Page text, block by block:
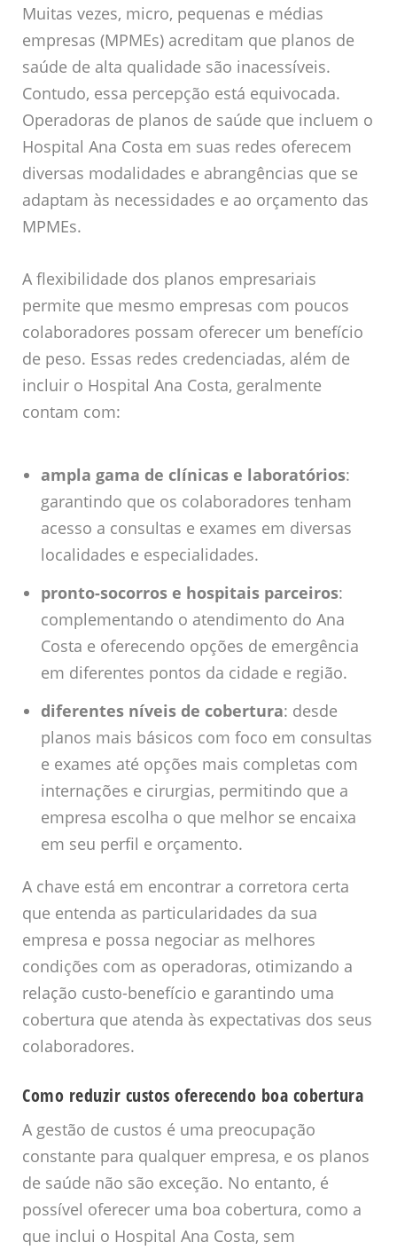
Muitas vezes, micro, pequenas e médias
empresas (MPMEs) acreditam que planos de
saúde de alta qualidade são inacessíveis.
Contudo, essa percepção está equivocada.
Operadoras de planos de saúde que incluem o
Hospital Ana Costa em suas redes oferecem
diversas modalidades e abrangências que se
adaptam às necessidades e ao orçamento das
MPMEs.
A flexibilidade dos planos empresariais
permite que mesmo empresas com poucos
colaboradores possam oferecer um benefício
de peso. Essas redes credenciadas, além de
incluir o Hospital Ana Costa, geralmente
contam com:
ampla gama de clínicas e laboratórios:
garantindo que os colaboradores tenham
acesso a consultas e exames em diversas
localidades e especialidades.
pronto-socorros e hospitais parceiros:
complementando o atendimento do Ana
Costa e oferecendo opções de emergência
em diferentes pontos da cidade e região.
diferentes níveis de cobertura: desde
planos mais básicos com foco em consultas
e exames até opções mais completas com
internações e cirurgias, permitindo que a
empresa escolha o que melhor se encaixa
em seu perfil e orçamento.
A chave está em encontrar a corretora certa
que entenda as particularidades da sua
empresa e possa negociar as melhores
condições com as operadoras, otimizando a
relação custo-benefício e garantindo uma
cobertura que atenda às expectativas dos seus
colaboradores.
Como reduzir custos oferecendo boa cobertura
A gestão de custos é uma preocupação
constante para qualquer empresa, e os planos
de saúde não são exceção. No entanto, é
possível oferecer uma boa cobertura, como a
que inclui o Hospital Ana Costa, sem